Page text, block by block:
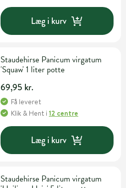
Læg i kurv
Staudehirse Panicum virgatum
'Squaw' 1 liter potte
69,95 kr.
Få leveret
Klik & Hent i12 centre
Læg i kurv
Staudehirse Panicum virgatum